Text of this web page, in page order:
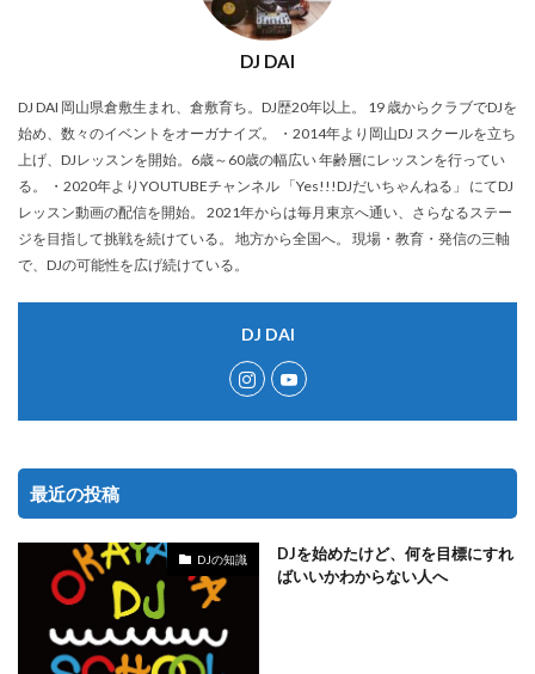
DJ DAI
DJ DAI 岡山県倉敷生まれ、倉敷育ち。DJ歴20年以上。 19 歳からクラブでDJを
始め、数々のイベントをオーガナイズ。 ・2014年より岡山DJ スクールを立ち
上げ、DJレッスンを開始。6歳～60歳の幅広い 年齢層にレッスンを行ってい
る。 ・2020年よりYOUTUBEチャンネル 「Yes!!!DJだいちゃんねる」 にてDJ
レッスン動画の配信を開始。 2021年からは毎月東京へ通い、さらなるステー
ジを目指して挑戦を続けている。 地方から全国へ。 現場・教育・発信の三軸
で、DJの可能性を広げ続けている。
DJ DAI
最近の投稿
DJの知識
DJを始めたけど、何を目標にすれ
ばいいかわからない人へ